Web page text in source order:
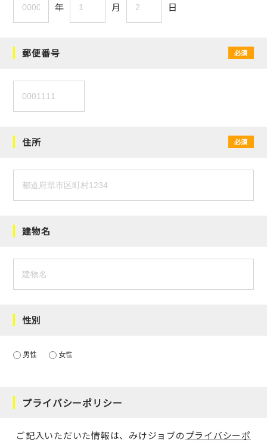
年 月 日
郵便番号 必須
住所 必須
建物名
性別
男性 女性
プライバシーポリシー
ご記入いただいた情報は、みけジョブのプライバシーポ